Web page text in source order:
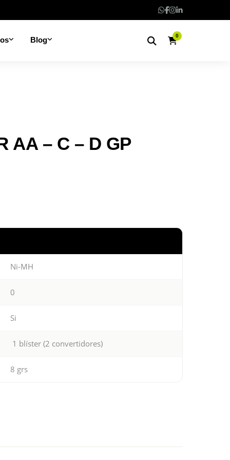
Blog 0
AA – C – D GP
Ni-MH
0
Si
1 blíster (2 convertidores)
8 grs